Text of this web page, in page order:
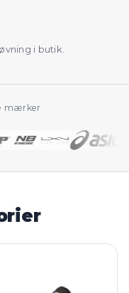
i butik.
mærker